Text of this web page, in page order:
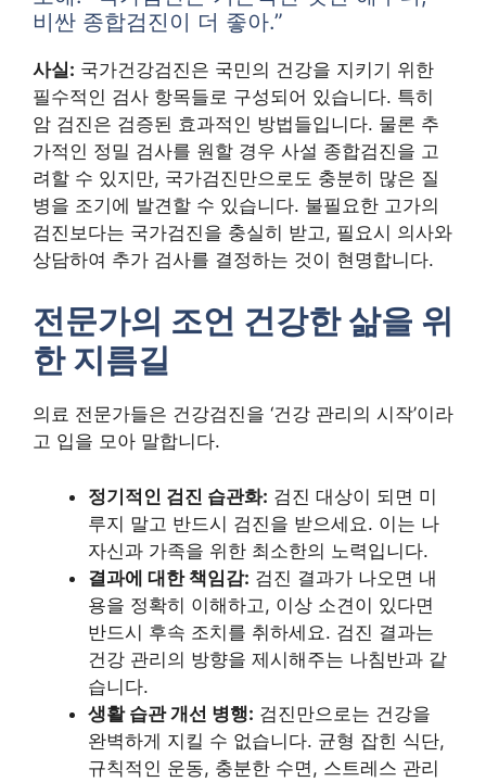
비싼 종합검진이 더 좋아.”
사실: 국가건강검진은 국민의 건강을 지키기 위한
필수적인 검사 항목들로 구성되어 있습니다. 특히
암 검진은 검증된 효과적인 방법들입니다. 물론 추
가적인 정밀 검사를 원할 경우 사설 종합검진을 고
려할 수 있지만, 국가검진만으로도 충분히 많은 질
병을 조기에 발견할 수 있습니다. 불필요한 고가의
검진보다는 국가검진을 충실히 받고, 필요시 의사와
상담하여 추가 검사를 결정하는 것이 현명합니다.
전문가의 조언 건강한 삶을 위
한 지름길
의료 전문가들은 건강검진을 ‘건강 관리의 시작’이라
고 입을 모아 말합니다.
정기적인 검진 습관화: 검진 대상이 되면 미
루지 말고 반드시 검진을 받으세요. 이는 나
자신과 가족을 위한 최소한의 노력입니다.
결과에 대한 책임감: 검진 결과가 나오면 내
용을 정확히 이해하고, 이상 소견이 있다면
반드시 후속 조치를 취하세요. 검진 결과는
건강 관리의 방향을 제시해주는 나침반과 같
습니다.
생활 습관 개선 병행: 검진만으로는 건강을
완벽하게 지킬 수 없습니다. 균형 잡힌 식단,
규칙적인 운동, 충분한 수면, 스트레스 관리